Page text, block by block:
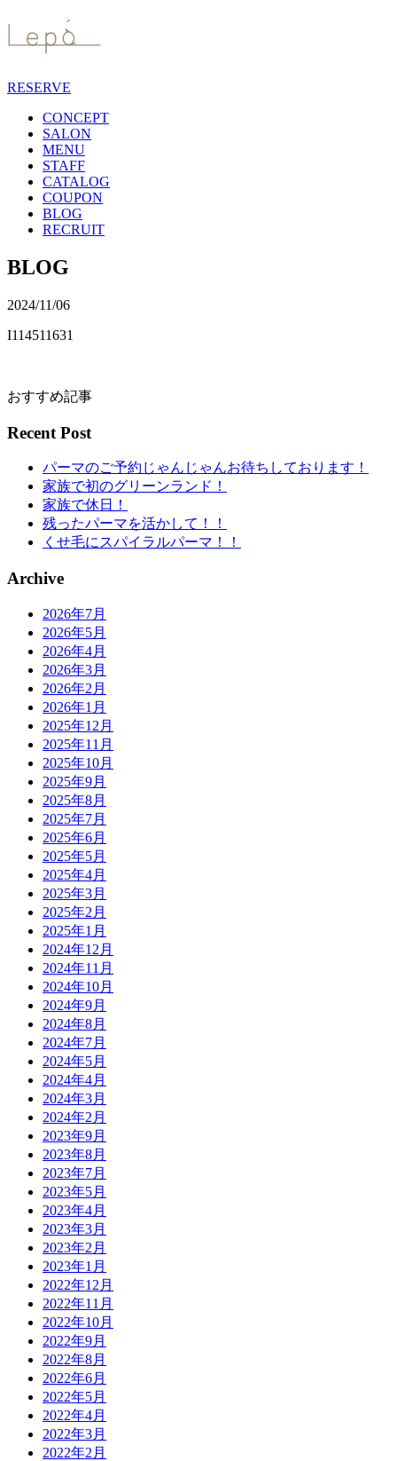
RESERVE
CONCEPT
SALON
MENU
STAFF
CATALOG
COUPON
BLOG
RECRUIT
BLOG
2024/11/06
I114511631
おすすめ記事
Recent Post
パーマのご予約じゃんじゃんお待ちしております！
家族で初のグリーンランド！
家族で休日！
残ったパーマを活かして！！
くせ毛にスパイラルパーマ！！
Archive
2026年7月
2026年5月
2026年4月
2026年3月
2026年2月
2026年1月
2025年12月
2025年11月
2025年10月
2025年9月
2025年8月
2025年7月
2025年6月
2025年5月
2025年4月
2025年3月
2025年2月
2025年1月
2024年12月
2024年11月
2024年10月
2024年9月
2024年8月
2024年7月
2024年5月
2024年4月
2024年3月
2024年2月
2023年9月
2023年8月
2023年7月
2023年5月
2023年4月
2023年3月
2023年2月
2023年1月
2022年12月
2022年11月
2022年10月
2022年9月
2022年8月
2022年6月
2022年5月
2022年4月
2022年3月
2022年2月